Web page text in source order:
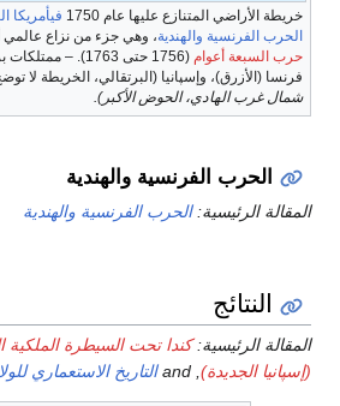
خريطة الأراضي المتنازع عليها عام 1750 فيأمريكا
الحرب الفرنسية والهندية، وهي جزء من نزاع عالمي
حرب السبعة أعوام
(1756 حتى 1763). –
فرنسا (الأزرق)، وإسپانيا (البرتقالي، الخريطة لا
شمال غرب الهادي، الحوض الأكبر).
الحرب الفرنسية والهندية
المقالة الرئيسية:الحرب الفرنسية والهندية
النتائج
المقالة الرئيسية:كندا تحت السيطرة الملكية
(إسپانيا الجديدة), and التاريخ الاستعماري